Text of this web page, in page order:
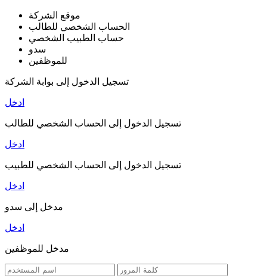
موقع الشركة
الحساب الشخصي للطالب
حساب الطبيب الشخصي
سدو
للموظفين
تسجيل الدخول إلى بوابة الشركة
ادخل
تسجيل الدخول إلى الحساب الشخصي للطالب
ادخل
تسجيل الدخول إلى الحساب الشخصي للطبيب
ادخل
مدخل إلى سدو
ادخل
مدخل للموظفين